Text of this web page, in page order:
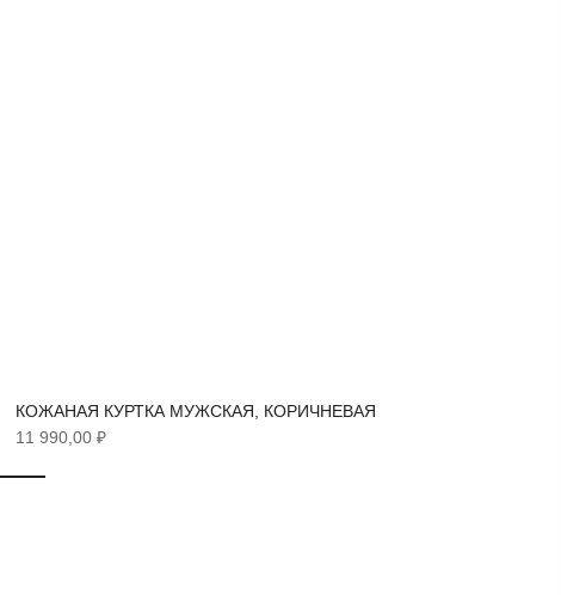
КОЖАНАЯ КУРТКА МУЖСКАЯ, КОРИЧНЕВАЯ
11 990,00 ₽